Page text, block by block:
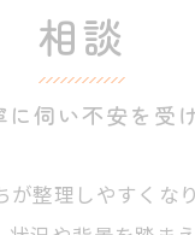
相談
に伺い不安を受
整理しやすくな